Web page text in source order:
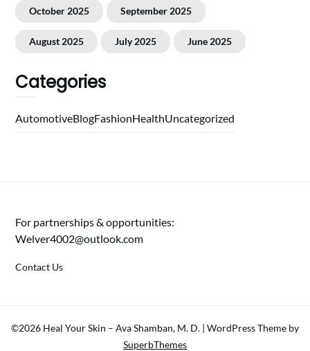
October 2025 September 2025
August 2025 July 2025 June 2025
Categories
AutomotiveBlogFashionHealthUncategorized
For partnerships & opportunities:
Welver4002@outlook.com
Contact Us
©2026 Heal Your Skin – Ava Shamban, M. D. | WordPress Theme by
SuperbThemes